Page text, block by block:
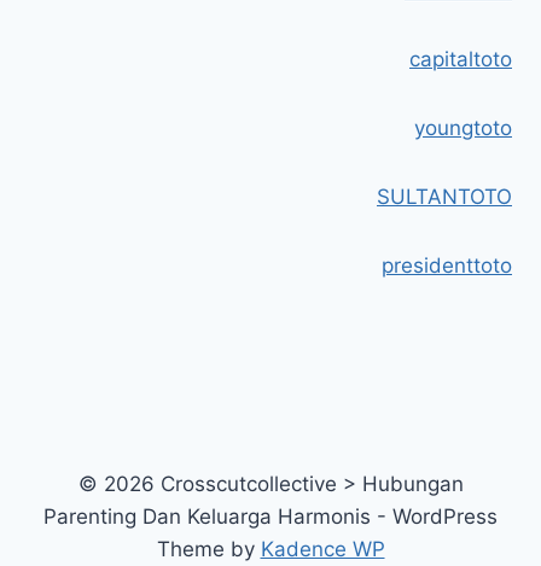
capitaltoto
youngtoto
SULTANTOTO
presidenttoto
© 2026 Crosscutcollective > Hubungan
Parenting Dan Keluarga Harmonis - WordPress
Theme by Kadence WP